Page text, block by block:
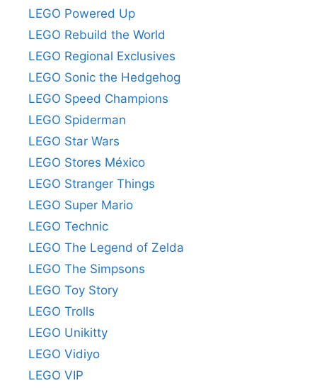
LEGO Powered Up
LEGO Rebuild the World
LEGO Regional Exclusives
LEGO Sonic the Hedgehog
LEGO Speed Champions
LEGO Spiderman
LEGO Star Wars
LEGO Stores México
LEGO Stranger Things
LEGO Super Mario
LEGO Technic
LEGO The Legend of Zelda
LEGO The Simpsons
LEGO Toy Story
LEGO Trolls
LEGO Unikitty
LEGO Vidiyo
LEGO VIP